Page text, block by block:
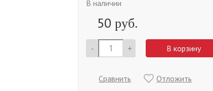
В наличии
50 руб.
- + В корзину
Сравнить Отложить